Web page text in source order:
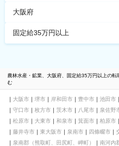
大阪府
固定給35万円以上
農林水産・鉱業、大阪府、固定給35万円以上の
む
大阪市 堺市 岸和田市 豊中市 池田市
守口市
枚方市 茨木市 八尾市 泉佐野
松原市
大東市 和泉市 箕面市 柏原市
藤井寺市
東大阪市 泉南市 四條畷市
泉南郡（熊取町、田尻町、岬町）
南河内